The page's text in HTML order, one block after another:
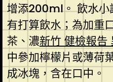
增添200ml。 飲水小
有打算飲水；為加重
茶、濃新竹 健檢報告
中參加檸檬片或薄荷
成冰塊，含在口中。